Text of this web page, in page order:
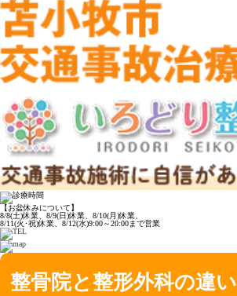
【お盆休みについて】
8/8(土)休業、8/9(日)休業、8/10(月)休業、
8/11(火･祝)休業、8/12(水)9:00～20:00まで営業
整骨院と整形外科の違い